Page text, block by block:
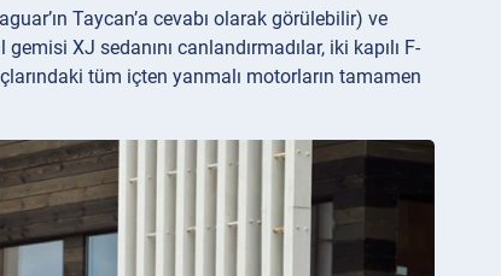
Taycan’a cevabı olarak görülebilir) ve
XJ sedanını canlandırmadılar, iki kapılı F-
tüm içten yanmalı motorların tamamen